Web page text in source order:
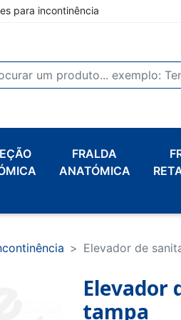
para incontinência
FRALDA
ANATÓMICA
Elevador de
Elevador
tampa